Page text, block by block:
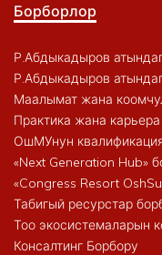
Борборлор
Р.Абдыкадыров
Р.Абдыкадыров
Маалымат жана
Практика жана
ОшМУнун
«Next Generation Hub»
«Congress Resort
Табигый ресурстар
Тоо экосистемаларын
Консалтинг Борбору